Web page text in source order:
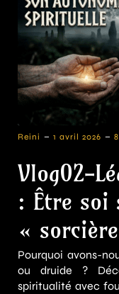
Reini - 1 avril 2026 -
Vlog02-
: Être soi
«
Pourquoi avons-
ou druide ?
spiritualité avec